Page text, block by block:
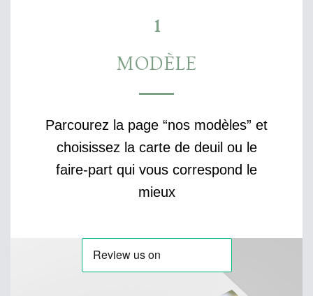
1
MODÈLE
Parcourez la page “nos modèles” et
choisissez la carte de deuil ou le
faire-part qui vous correspond le
mieux